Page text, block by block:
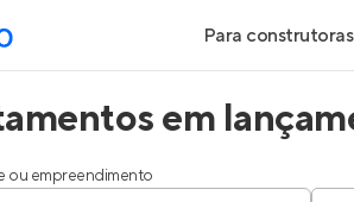
Para construtoras
Geração de
em
ou empreendimento